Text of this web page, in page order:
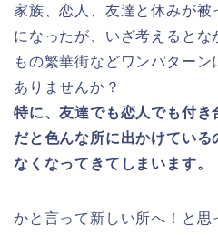
家族、恋人、友達と休みが被
になったが、いざ考えるとな
もの繁華街などワンパターン
ありませんか？
特に、友達でも恋人でも付き
だと色んな所に出かけてい
なくなってきてしまいます。
かと言って新しい所へ！と思